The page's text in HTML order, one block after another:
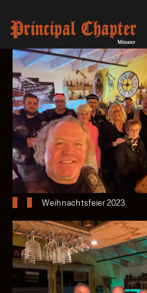
Weihnachtsfeier 2023